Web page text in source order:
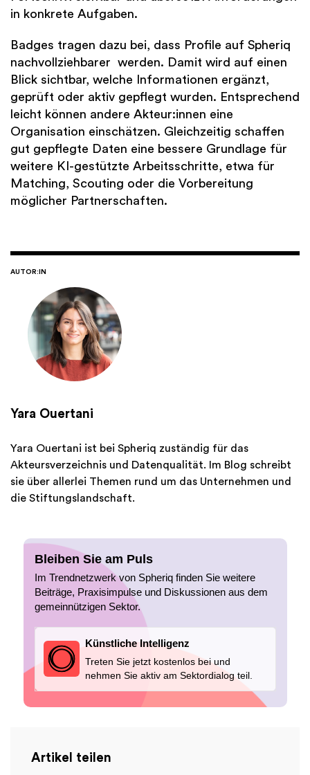
in konkrete Aufgaben.
Badges tragen dazu bei, dass Profile auf Spheriq
nachvollziehbarer werden. Damit wird auf einen
Blick sichtbar, welche Informationen ergänzt,
geprüft oder aktiv gepflegt wurden. Entsprechend
leicht können andere Akteur:innen eine
Organisation einschätzen. Gleichzeitig schaffen
gut gepflegte Daten eine bessere Grundlage für
weitere KI-gestützte Arbeitsschritte, etwa für
Matching, Scouting oder die Vorbereitung
möglicher Partnerschaften.
AUTOR:IN
Yara Ouertani
Yara Ouertani ist bei Spheriq zuständig für das
Akteursverzeichnis und Datenqualität. Im Blog schreibt
sie über allerlei Themen rund um das Unternehmen und
die Stiftungslandschaft.
Bleiben Sie am Puls
Im Trendnetzwerk von Spheriq finden Sie weitere
Beiträge, Praxisimpulse und Diskussionen aus dem
gemeinnützigen Sektor.
Künstliche Intelligenz
Treten Sie jetzt kostenlos bei und
nehmen Sie aktiv am Sektordialog teil.
Artikel teilen